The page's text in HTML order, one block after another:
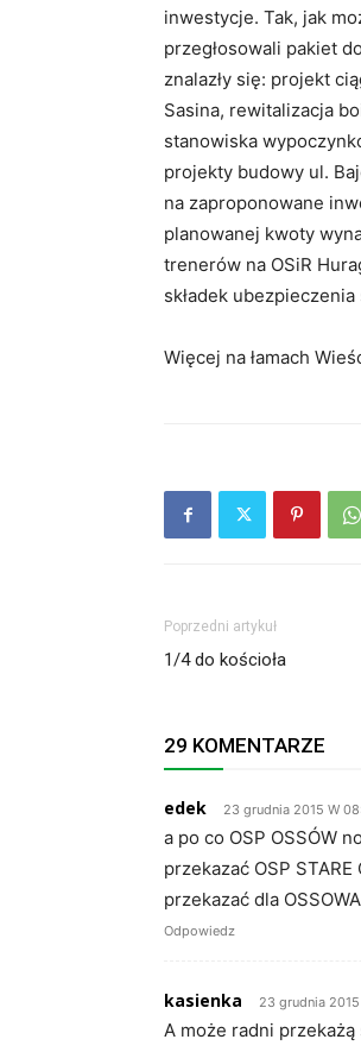
inwestycje. Tak, jak
przegłosowali pakiet
znalazły się: projekt
Sasina, rewitalizacja
stanowiska
projekty budowy ul.
na zaproponowane
planowanej kwoty
trenerów na OSiR
składek
Więcej na łamach
Poprzedni artykuł
1/4 do kościoła
29 KOMENTARZE
edek 23 grudnia 2015 W
a po co OSP OSSÓW
przekazać OSP
przekazać dla OSSOWA
Odpowiedz
kasienka 23 grudnia
A może radni